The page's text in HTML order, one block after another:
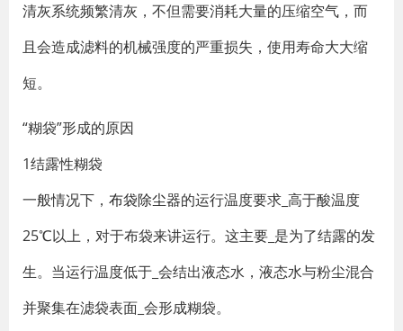
清灰系统频繁清灰，不但需要消耗大量的压缩空气，而
且会造成滤料的机械强度的严重损失，使用寿命大大缩
短。
“糊袋”形成的原因
1结露性糊袋
一般情况下， 布袋除尘器的运行温度要求_高于酸温度
25℃以上，对于布袋来讲运行。这主要_是为了结露的发
生。当运行温度低于_会结出液态水，液态水与粉尘混合
并聚集在滤袋表面_会形成糊袋。